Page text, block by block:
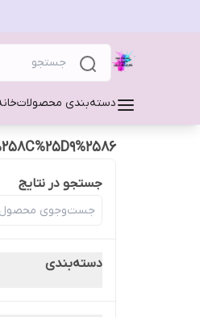
دسته‌بندی محصولات
جستجو در نتایج
دسته‌بندی